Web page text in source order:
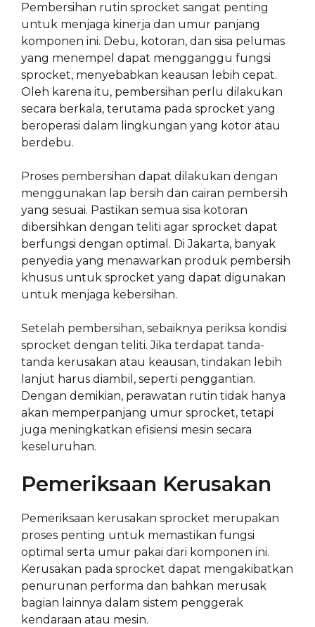
Pembersihan rutin sprocket sangat penting
untuk menjaga kinerja dan umur panjang
komponen ini. Debu, kotoran, dan sisa pelumas
yang menempel dapat mengganggu fungsi
sprocket, menyebabkan keausan lebih cepat.
Oleh karena itu, pembersihan perlu dilakukan
secara berkala, terutama pada sprocket yang
beroperasi dalam lingkungan yang kotor atau
berdebu.
Proses pembersihan dapat dilakukan dengan
menggunakan lap bersih dan cairan pembersih
yang sesuai. Pastikan semua sisa kotoran
dibersihkan dengan teliti agar sprocket dapat
berfungsi dengan optimal. Di Jakarta, banyak
penyedia yang menawarkan produk pembersih
khusus untuk sprocket yang dapat digunakan
untuk menjaga kebersihan.
Setelah pembersihan, sebaiknya periksa kondisi
sprocket dengan teliti. Jika terdapat tanda-
tanda kerusakan atau keausan, tindakan lebih
lanjut harus diambil, seperti penggantian.
Dengan demikian, perawatan rutin tidak hanya
akan memperpanjang umur sprocket, tetapi
juga meningkatkan efisiensi mesin secara
keseluruhan.
Pemeriksaan Kerusakan
Pemeriksaan kerusakan sprocket merupakan
proses penting untuk memastikan fungsi
optimal serta umur pakai dari komponen ini.
Kerusakan pada sprocket dapat mengakibatkan
penurunan performa dan bahkan merusak
bagian lainnya dalam sistem penggerak
kendaraan atau mesin.